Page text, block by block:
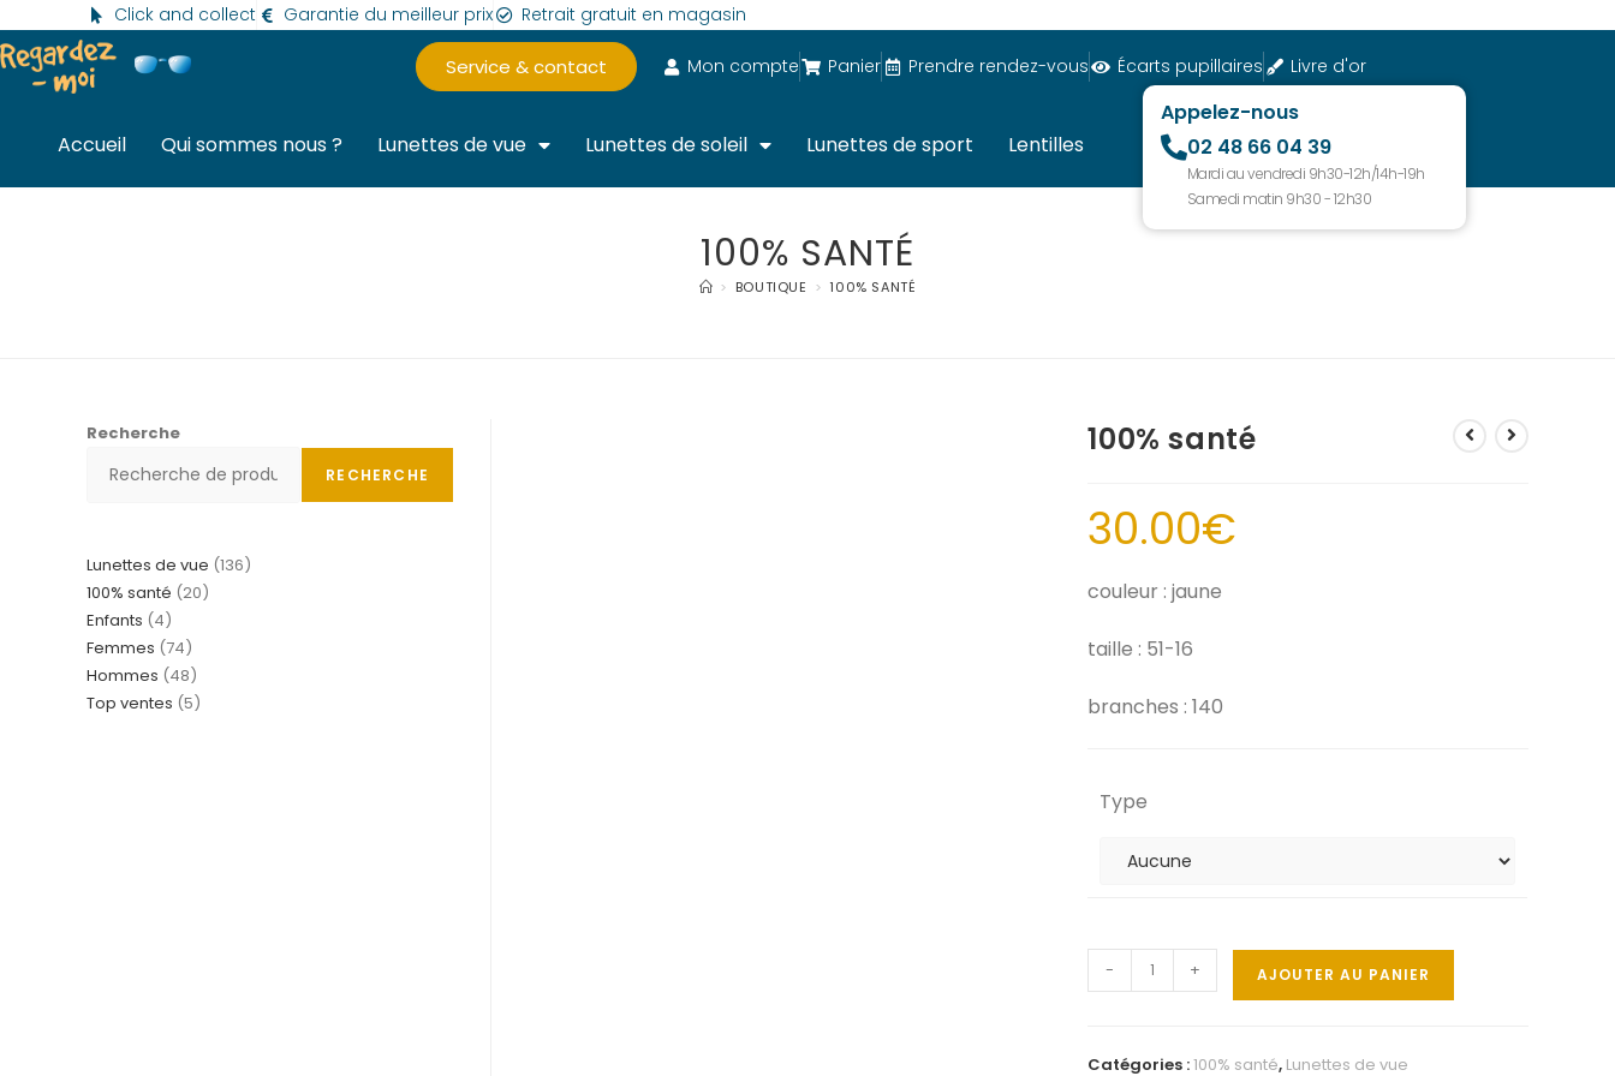
Click and collect Garantie du meilleur prix Retrait gratuit en magasin
Service & contact Mon compte Panier Prendre rendez-vous Écarts pupillaires Livre d'or
Accueil Qui sommes nous ? Lunettes de vue Lunettes de soleil Lunettes de sport Lentilles
Appelez-nous
02 48 66 04 39
Mardi au vendredi 9h30-12h/14h-19h
Samedi matin 9h30 - 12h30
100% SANTÉ
> BOUTIQUE > 100% SANTÉ
100% santé
30.00€
couleur : jaune
taille : 51-16
branches : 140
Type
- + AJOUTER AU PANIER
Catégories :100% santé, Lunettes de vue
Recherche
RECHERCHE
Lunettes de vue 136
100% santé 20
Enfants 4
Femmes 74
Hommes 48
Top ventes 5